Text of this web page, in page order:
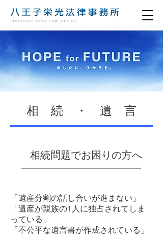
相続・遺言
相続問題でお困りの方へ
「遺産分割の話し合いが進まない」
「遺産が親族の1人に独占されてしま
っている」
「不公平な遺言書が作成されている」